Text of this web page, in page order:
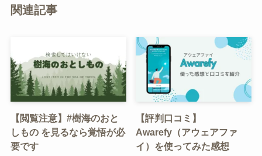
関連記事
【閲覧注意】#樹海のおと
しもの を見るなら覚悟が必
要です
【評判口コミ】
Awarefy（アウェアファ
イ）を使ってみた感想